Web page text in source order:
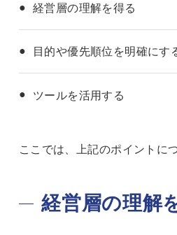
経営層の理解を得る
目的や優先順位を明確にす
ツールを活用する
ここでは、上記のポイントに
経営層の理解